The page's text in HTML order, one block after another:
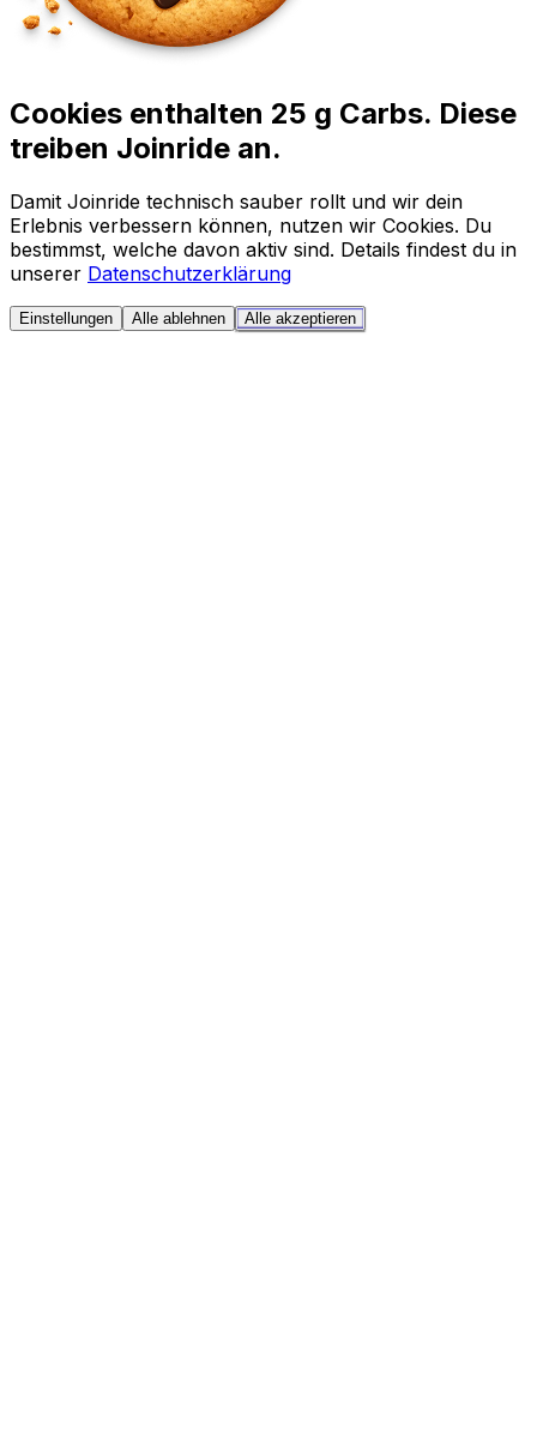
Cookies enthalten 25 g Carbs. Diese
treiben Joinride an.
Damit Joinride technisch sauber rollt und wir dein
Erlebnis verbessern können, nutzen wir Cookies. Du
bestimmst, welche davon aktiv sind. Details findest du in
unserer Datenschutzerklärung
Einstellungen Alle ablehnen Alle akzeptieren